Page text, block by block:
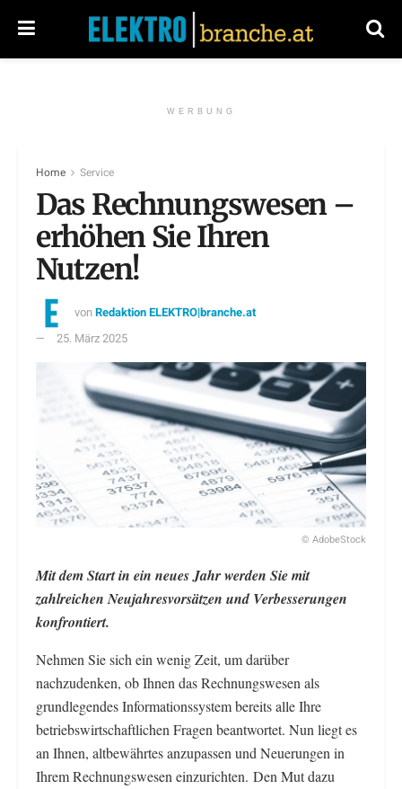
WERBUNG
Home Service
Das Rechnungswesen –
erhöhen Sie Ihren
Nutzen!
vonRedaktion ELEKTRO|branche.at
25. März 2025
© AdobeStock
Mit dem Start in ein neues Jahr werden Sie mit
zahlreichen Neujahresvorsätzen und Verbesserungen
konfrontiert.
Nehmen Sie sich ein wenig Zeit, um darüber
nachzudenken, ob Ihnen das Rechnungswesen als
grundlegendes Informationssystem bereits alle Ihre
betriebswirtschaftlichen Fragen beantwortet. Nun liegt es
an Ihnen, altbewährtes anzupassen und Neuerungen in
Ihrem Rechnungswesen einzurichten. Den Mut dazu